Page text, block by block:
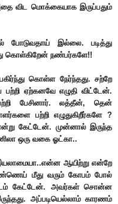
விட மொக்கையாக இருப்பதும்
போடுவதாய் இல்லை. படித்து
கொள்கிறேன் நண்பர்களே!!
கொள்ள நேர்ந்தது. சற்றே
ஏற்கனவே எழுதி விட்டேன்.
பேசினார். லத்தீன், தென்
பற்றி எழுதுகிறீர்களே ?
என்று கேட்டேன். முன்னால் இருந்த
ஒரு வகை ஓட்கா..
ஆயிற்று என்றே
மீது வரும் கோபம் போல்
கேட்டேன். அவர்கள் சொன்ன
அப்படியெல்லாம் காரணம்